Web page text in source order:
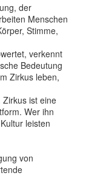
der
Menschen
Stimme,
verkennt
Bedeutung
Zirkus leben,
ist eine
Wer ihn
leisten
von